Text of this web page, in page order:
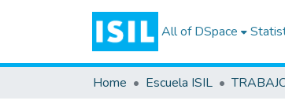
All of DSpace
Home Escuela ISIL